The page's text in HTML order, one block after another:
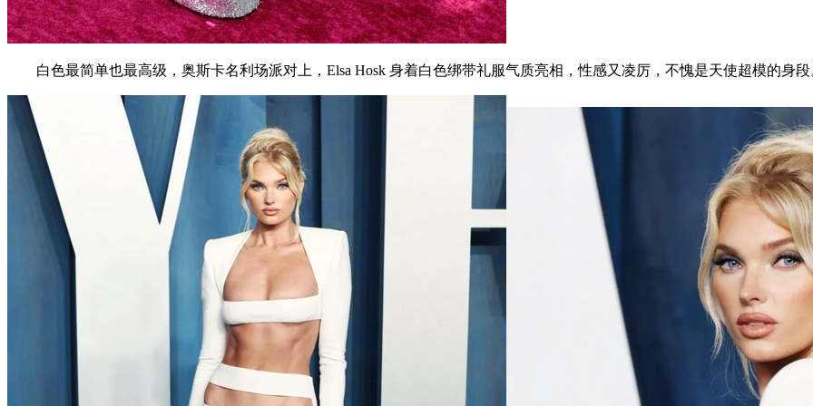
白色最简单也最高级，奥斯卡名利场派对上，Elsa Hosk 身着白色绑带礼服气质亮相，性感又凌厉，不愧是天使超模的身段